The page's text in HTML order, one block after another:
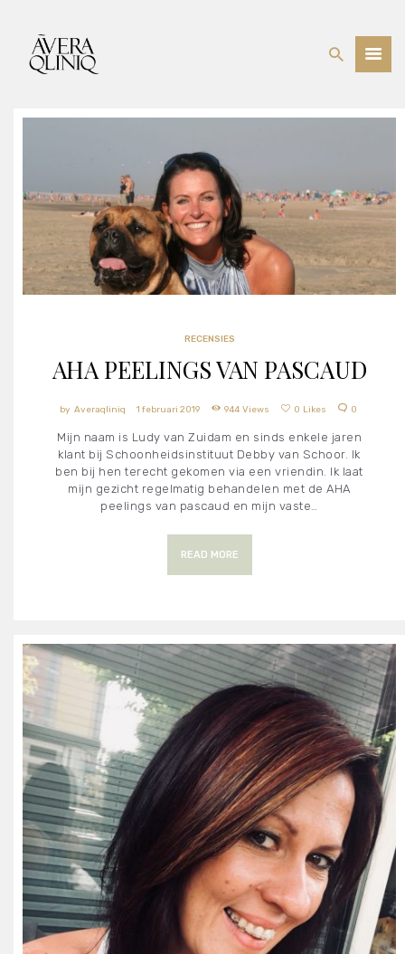
BEHANDELINGEN
WEBSHOP
OVER ONS
RECENSIES
RECENSIES
AHA PEELINGS VAN PASCAUD
Averaqliniq 1 februari 2019 944 Views 0 Likes 0
Mijn naam is Ludy van Zuidam en sinds enkele jaren
klant bij Schoonheidsinstituut Debby van Schoor. Ik
ben bij hen terecht gekomen via een vriendin. Ik laat
mijn gezicht regelmatig behandelen met de AHA
peelings van pascaud en mijn vaste…
READ MORE